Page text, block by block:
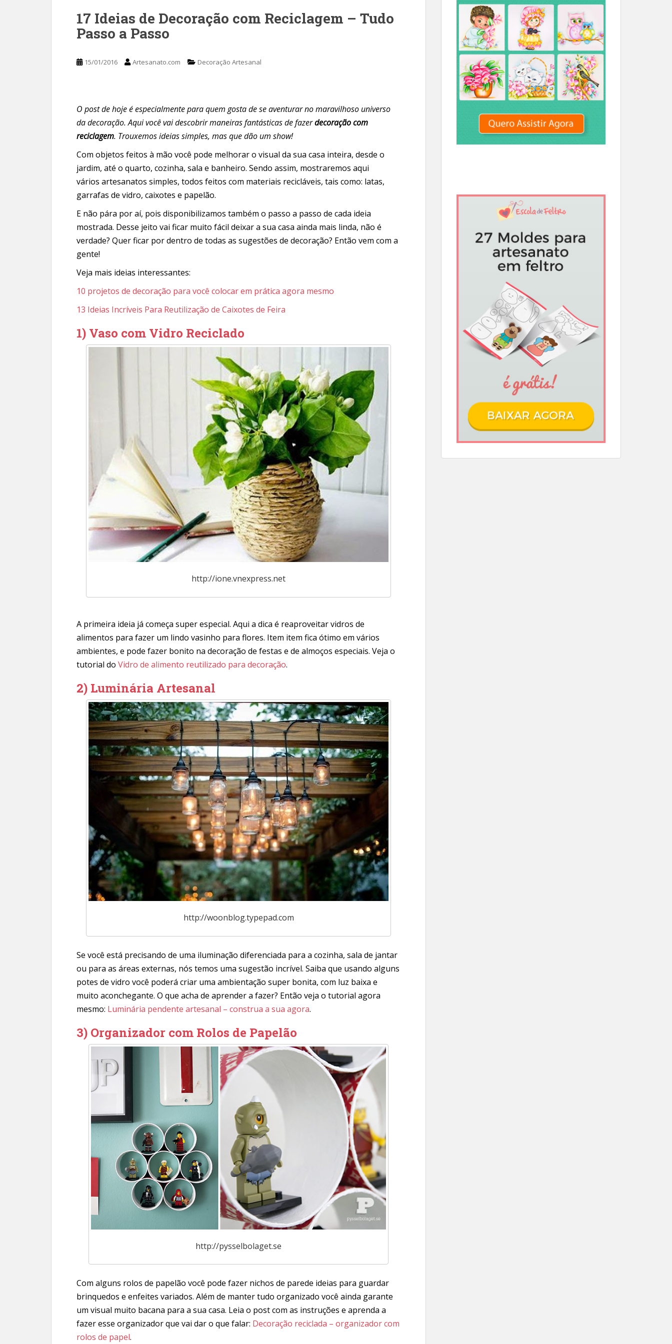
17 Ideias de Decoração com Reciclagem – Tudo
Passo a Passo
15/01/2016 Artesanato.com Decoração Artesanal
O post de hoje é especialmente para quem gosta de se aventurar no maravilhoso universo
da decoração. Aqui você vai descobrir maneiras fantásticas de fazerdecoração com
reciclagem. Trouxemos ideias simples, mas que dão um show!
Com objetos feitos à mão você pode melhorar o visual da sua casa inteira, desde o
jardim, até o quarto, cozinha, sala e banheiro. Sendo assim, mostraremos aqui
vários artesanatos simples, todos feitos com materiais recicláveis, tais como: latas,
garrafas de vidro, caixotes e papelão.
E não pára por aí, pois disponibilizamos também o passo a passo de cada ideia
mostrada. Desse jeito vai ficar muito fácil deixar a sua casa ainda mais linda, não é
verdade? Quer ficar por dentro de todas as sugestões de decoração? Então vem com a
gente!
Veja mais ideias interessantes:
10 projetos de decoração para você colocar em prática agora mesmo
13 Ideias Incríveis Para Reutilização de Caixotes de Feira
1) Vaso com Vidro Reciclado
http://ione.vnexpress.net
A primeira ideia já começa super especial. Aqui a dica é reaproveitar vidros de
alimentos para fazer um lindo vasinho para flores. Item item fica ótimo em vários
ambientes, e pode fazer bonito na decoração de festas e de almoços especiais. Veja o
tutorial do Vidro de alimento reutilizado para decoração.
2) Luminária Artesanal
http://woonblog.typepad.com
Se você está precisando de uma iluminação diferenciada para a cozinha, sala de jantar
ou para as áreas externas, nós temos uma sugestão incrível. Saiba que usando alguns
potes de vidro você poderá criar uma ambientação super bonita, com luz baixa e
muito aconchegante. O que acha de aprender a fazer? Então veja o tutorial agora
mesmo: Luminária pendente artesanal – construa a sua agora.
3) Organizador com Rolos de Papelão
http://pysselbolaget.se
Com alguns rolos de papelão você pode fazer nichos de parede ideias para guardar
brinquedos e enfeites variados. Além de manter tudo organizado você ainda garante
um visual muito bacana para a sua casa. Leia o post com as instruções e aprenda a
fazer esse organizador que vai dar o que falar: Decoração reciclada – organizador com
rolos de papel.